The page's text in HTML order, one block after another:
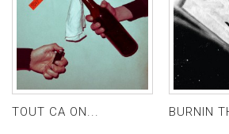
TOUT CA ON... BURNIN